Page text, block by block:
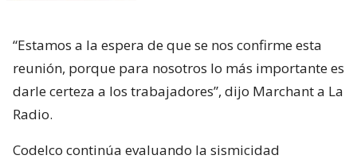
“Estamos a la espera de que se nos confirme esta
reunión, porque para nosotros lo más importante es
darle certeza a los trabajadores”, dijo Marchant a La
Radio.
Codelco continúa evaluando la sismicidad